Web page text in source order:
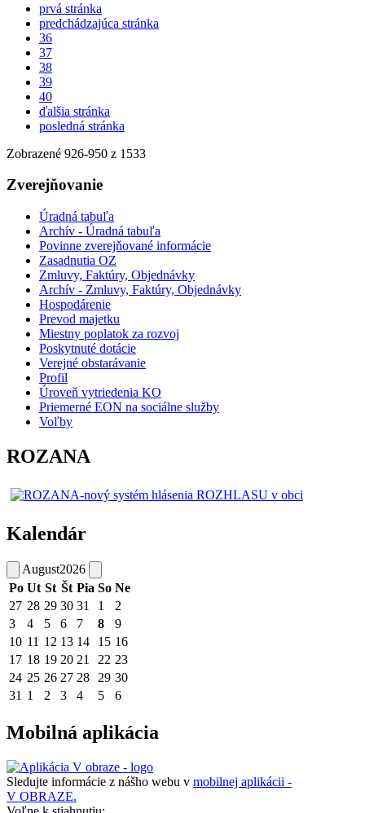
prvá stránka
predchádzajúca stránka
36
37
38
39
40
ďalšia stránka
posledná stránka
Zobrazené 926-950 z 1533
Zverejňovanie
Úradná tabuľa
Archív - Úradná tabuľa
Povinne zverejňované informácie
Zasadnutia OZ
Zmluvy, Faktúry, Objednávky
Archív - Zmluvy, Faktúry, Objednávky
Hospodárenie
Prevod majetku
Miestny poplatok za rozvoj
Poskytnuté dotácie
Verejné obstarávanie
Profil
Úroveň vytriedenia KO
Priemerné EON na sociálne služby
Voľby
ROZANA
Kalendár
August2026
Po Ut St Št Pia So Ne
27 28 29 30 31 1
2
3
4 5 6 7 8
9
10 11 12 13 14 15 16
17 18 19 20 21 22 23
24 25 26 27 28 29 30
31 1 2 3 4 5 6
Mobilná aplikácia
Sledujte informácie z nášho webu v mobilnej aplikácii -
V OBRAZE.